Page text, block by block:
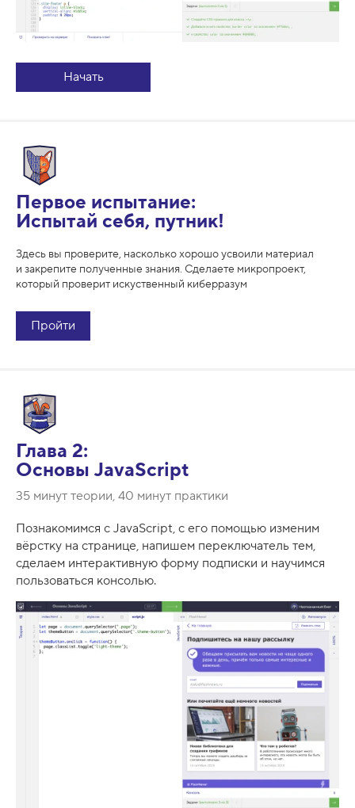
Начать
Первое испытание:
Испытай себя, путник!
Здесь вы проверите, насколько хорошо усвоили материал
и закрепите полученные знания. Cделаете микропроект,
который проверит искуственный киберразум
Пройти
Глава 2:
Основы JavaScript
35 минут теории, 40 минут практики
Познакомимся с JavaScript, с его помощью изменим
вёрстку на странице, напишем переключатель тем,
сделаем интерактивную форму подписки и научимся
пользоваться консолью.